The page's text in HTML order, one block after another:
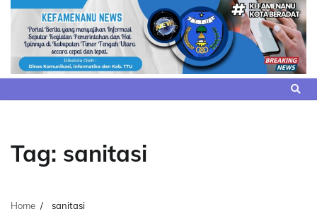
Skip
content
Tag: sanitasi
Home sanitasi